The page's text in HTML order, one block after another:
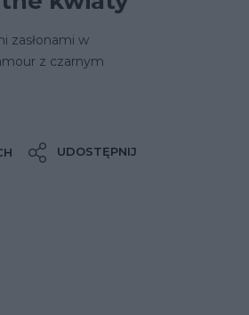
zasłonami w
z czarnym
UDOSTĘPNIJ